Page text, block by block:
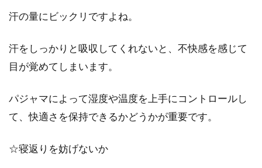
汗の量にビックリですよね。
汗をしっかりと吸収してくれないと、不快感を感じて
目が覚めてしまいます。
パジャマによって湿度や温度を上手にコントロールし
て、快適さを保持できるかどうかが重要です。
☆寝返りを妨げないか